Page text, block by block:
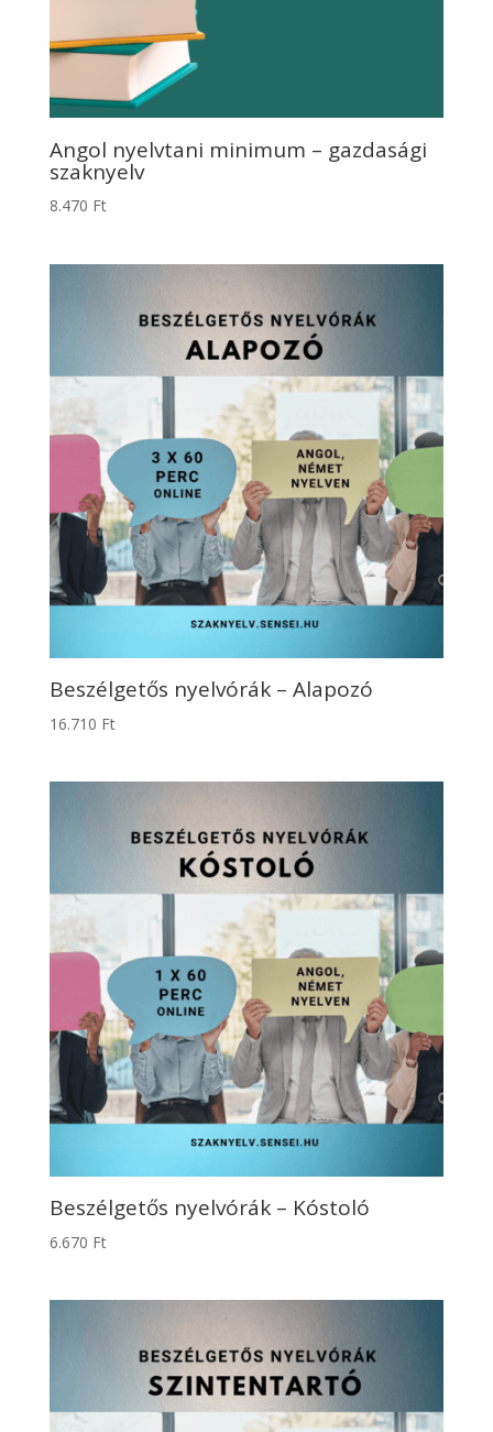
Angol nyelvtani minimum – gazdasági
szaknyelv
8.470 Ft
Beszélgetős nyelvórák – Alapozó
16.710 Ft
Beszélgetős nyelvórák – Kóstoló
6.670 Ft